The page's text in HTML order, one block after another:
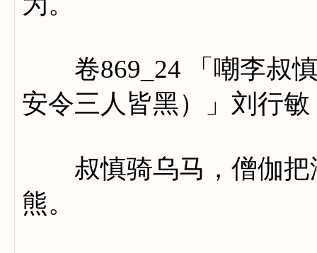
卷869_24 「嘲李叔慎
安令三人皆黑）」刘行敏
叔慎骑乌马，僧伽把
熊。